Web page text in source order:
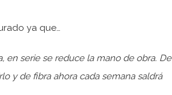
ya que…
en serie se reduce la mano de obra. De
y de fibra ahora cada semana saldrá